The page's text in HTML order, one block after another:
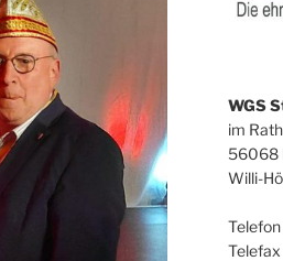
WGS
im
56068
Willi-
Telefon